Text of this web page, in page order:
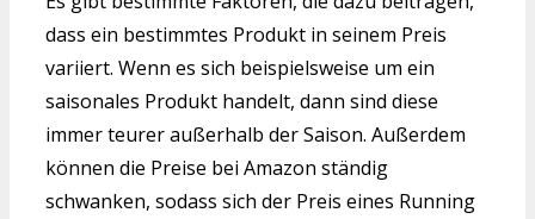
dass ein bestimmtes Produkt in seinem Preis
variiert. Wenn es sich beispielsweise um ein
saisonales Produkt handelt, dann sind diese
immer teurer außerhalb der Saison. Außerdem
können die Preise bei Amazon ständig
schwanken, sodass sich der Preis eines Running